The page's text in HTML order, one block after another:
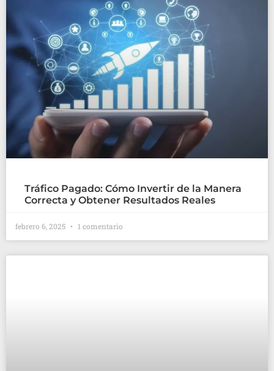
Tráfico Pagado: Cómo Invertir de la Manera
Correcta y Obtener Resultados Reales
febrero 6, 2025 1 comentario